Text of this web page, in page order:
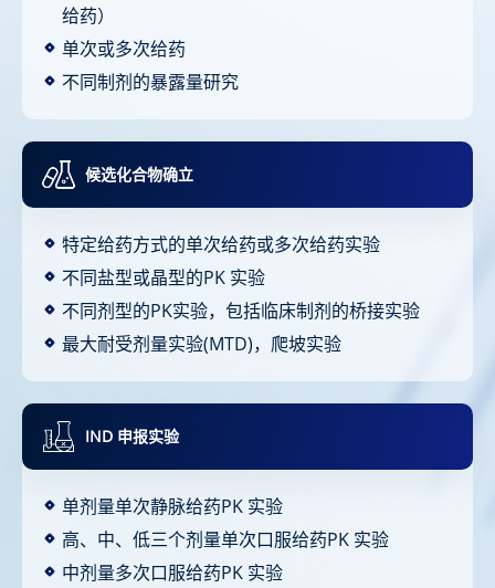
给药）
单次或多次给药
不同制剂的暴露量研究
候选化合物确立
特定给药方式的单次给药或多次给药实验
不同盐型或晶型的PK 实验
不同剂型的PK实验，包括临床制剂的桥接实验
最大耐受剂量实验(MTD)，爬坡实验
IND 申报实验
单剂量单次静脉给药PK 实验
高、中、低三个剂量单次口服给药PK 实验
中剂量多次口服给药PK 实验